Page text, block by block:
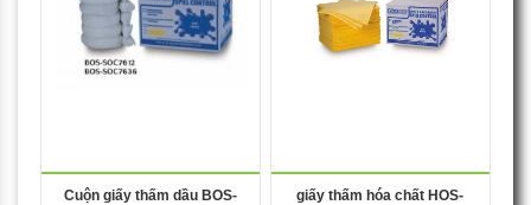
Cuộn giấy thấm dầu BOS-
giấy thấm hóa chất HOS-